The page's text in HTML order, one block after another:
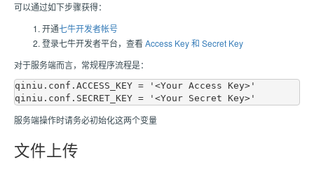
可以通过如下步骤获得：
开通七牛开发者帐号
登录七牛开发者平台，查看Access Key 和 Secret Key
对于服务端而言，常规程序流程是：
qiniu.conf.ACCESS_KEY = '<Your Access Key>'
服务端操作时请务必初始化这两个变量
文件上传